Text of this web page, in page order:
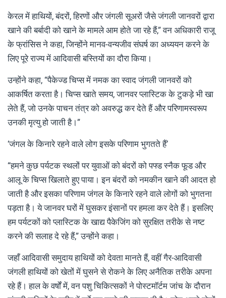
केरल में हाथियों, बंदरों, हिरणों और जंगली सूअरों जैसे जंगली जानवरों द्वारा
खाने की बर्बादी को खाने के मामले आम होते जा रहे हैं,” वन अधिकारी राजू
के फ्रांसिस ने कहा, जिन्होंने मानव-वन्यजीव संघर्ष का अध्ययन करने के
लिए पूरे राज्य में आदिवासी बस्तियों का दौरा किया।
उन्होंने कहा, “पैकेज्ड चिप्स में नमक का स्वाद जंगली जानवरों को
आकर्षित करता है। चिप्स खाते समय, जानवर प्लास्टिक के टुकड़े भी खा
लेते हैं, जो उनके पाचन तंत्र को अवरुद्ध कर देते हैं और परिणामस्वरूप
उनकी मृत्यु हो जाती है।”
‘जंगल के किनारे रहने वाले लोग इसके परिणाम भुगतते हैं’
“हमने कुछ पर्यटक स्थलों पर युवाओं को बंदरों को पफ्ड स्नैक फूड और
आलू के चिप्स खिलाते हुए पाया। इन बंदरों को नमकीन खाने की आदत हो
जाती है और इसका परिणाम जंगल के किनारे रहने वाले लोगों को भुगतना
पड़ता है। ये जानवर घरों में घुसकर इंसानों पर हमला कर देते हैं। इसलिए
हम पर्यटकों को प्लास्टिक के खाद्य पैकेजिंग को सुरक्षित तरीके से नष्ट
करने की सलाह दे रहे हैं,” उन्होंने कहा।
जहाँ आदिवासी समुदाय हाथियों को देवता मानते हैं, वहीं गैर-आदिवासी
जंगली हाथियों को खेतों में घुसने से रोकने के लिए अनैतिक तरीके अपना
रहे हैं। हाल के वर्षों में, वन पशु चिकित्सकों ने पोस्टमॉर्टम जांच के दौरान